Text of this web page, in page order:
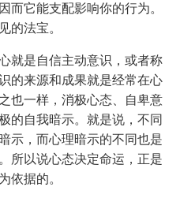
而它能支配影响你的行为。
的法宝。
是自信主动意识，或者称
的来源和成果就是经常在心
也一样，消极心态、自卑意
的自我暗示。就是说，不同
示，而心理暗示的不同也是
所以说心态决定命运，正是
依据的。